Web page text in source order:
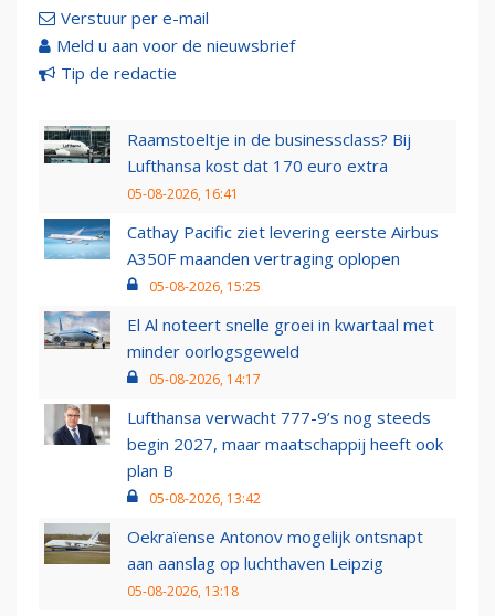
Verstuur per e-mail
Meld u aan voor de nieuwsbrief
Tip de redactie
Raamstoeltje in de businessclass? Bij
Lufthansa kost dat 170 euro extra
05-08-2026, 16:41
Cathay Pacific ziet levering eerste Airbus
A350F maanden vertraging oplopen
05-08-2026, 15:25
El Al noteert snelle groei in kwartaal met
minder oorlogsgeweld
05-08-2026, 14:17
Lufthansa verwacht 777-9’s nog steeds
begin 2027, maar maatschappij heeft ook
plan B
05-08-2026, 13:42
Oekraïense Antonov mogelijk ontsnapt
aan aanslag op luchthaven Leipzig
05-08-2026, 13:18